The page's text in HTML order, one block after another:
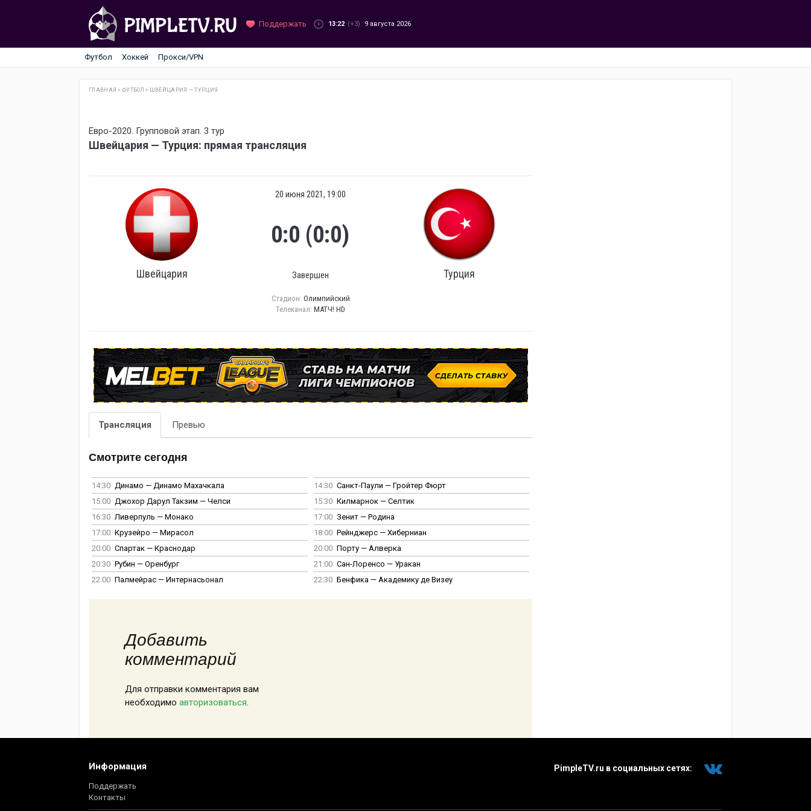
Поддержать 13:22 (+3) 9 августа 2026
Футбол Хоккей Прокси/VPN
ГЛАВНАЯ »ФУТБОЛ » ШВЕЙЦАРИЯ — ТУРЦИЯ
Евро-2020. Групповой этап. 3 тур
Швейцария — Турция: прямая трансляция
Швейцария
20 июня 2021, 19:00
0:0 (0:0)
Завершен Турция
Стадион: Олимпийский
Телеканал: МАТЧ! HD
Трансляция Превью
Смотрите сегодня
14:30 Динамо — Динамо Махачкала 14:30 Санкт-Паули — Гройтер Фюрт
15:00 Джохор Дарул Такзим — Челси 15:30 Килмарнок — Селтик
16:30 Ливерпуль — Монако 17:00 Зенит — Родина
17:00 Крузейро — Мирасол 18:00 Рейнджерс — Хиберниан
20:00 Спартак — Краснодар 20:00 Порту — Алверка
20:30 Рубин — Оренбург 21:00 Сан-Лоренсо — Уракан
22:00 Палмейрас — Интернасьонал 22:30 Бенфика — Академику де Визеу
Добавить
комментарий
Для отправки комментария вам
необходимо авторизоваться.
Информация
Поддержать
Контакты
PimpleTV.ru в социальных сетях: